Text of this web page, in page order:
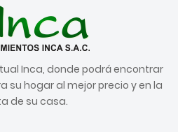
Inca, donde podrá encontrar
su hogar al mejor precio y en la
de su casa.